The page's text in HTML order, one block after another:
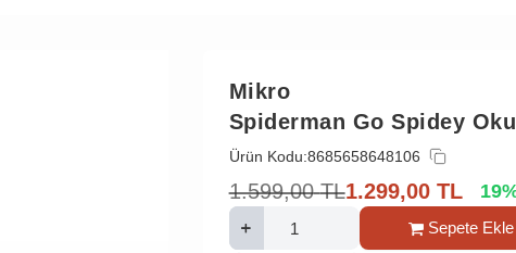
Mikro
Spiderman Go Spidey
Ürün Kodu:8685658648106
1.599,00 TL1.299,00 TL 19
Sepete Ekle